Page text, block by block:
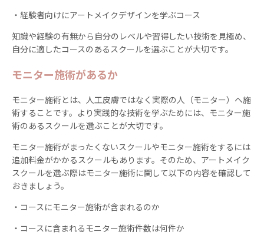
・経験者向けにアートメイクデザインを学ぶコース
知識や経験の有無から自分のレベルや習得したい技術を見極め、
自分に適したコースのあるスクールを選ぶことが大切です。
モニター施術があるか
モニター施術とは、人工皮膚ではなく実際の人（モニター）へ施
術することです。より実践的な技術を学ぶためには、モニター施
術のあるスクールを選ぶことが大切です。
モニター施術がまったくないスクールやモニター施術をするには
追加料金がかかるスクールもあります。そのため、アートメイク
スクールを選ぶ際はモニター施術に関して以下の内容を確認して
おきましょう。
・コースにモニター施術が含まれるのか
・コースに含まれるモニター施術件数は何件か